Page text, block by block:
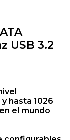
USB 3.2
hasta 1026
el mundo